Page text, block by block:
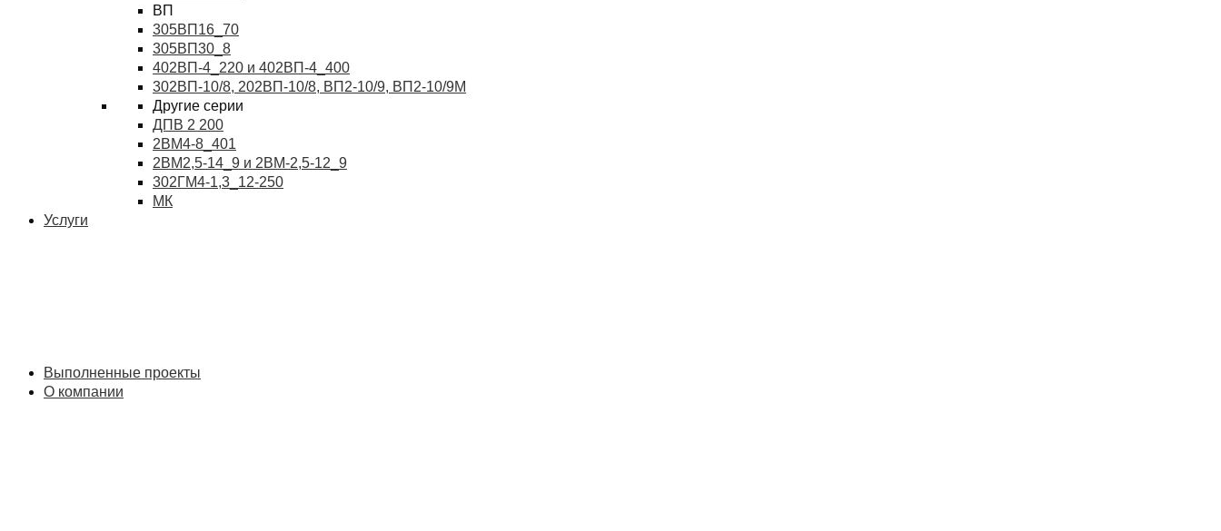
ВП
305ВП16_70
305ВП30_8
402ВП-4_220 и 402ВП-4_400
302ВП-10/8, 202ВП-10/8, ВП2-10/9, ВП2-10/9М
Другие серии
ДПВ 2 200
2ВМ4-8_401
2ВМ2,5-14_9 и 2ВМ-2,5-12_9
302ГМ4-1,3_12-250
МК
Услуги
Выполненные проекты
О компании